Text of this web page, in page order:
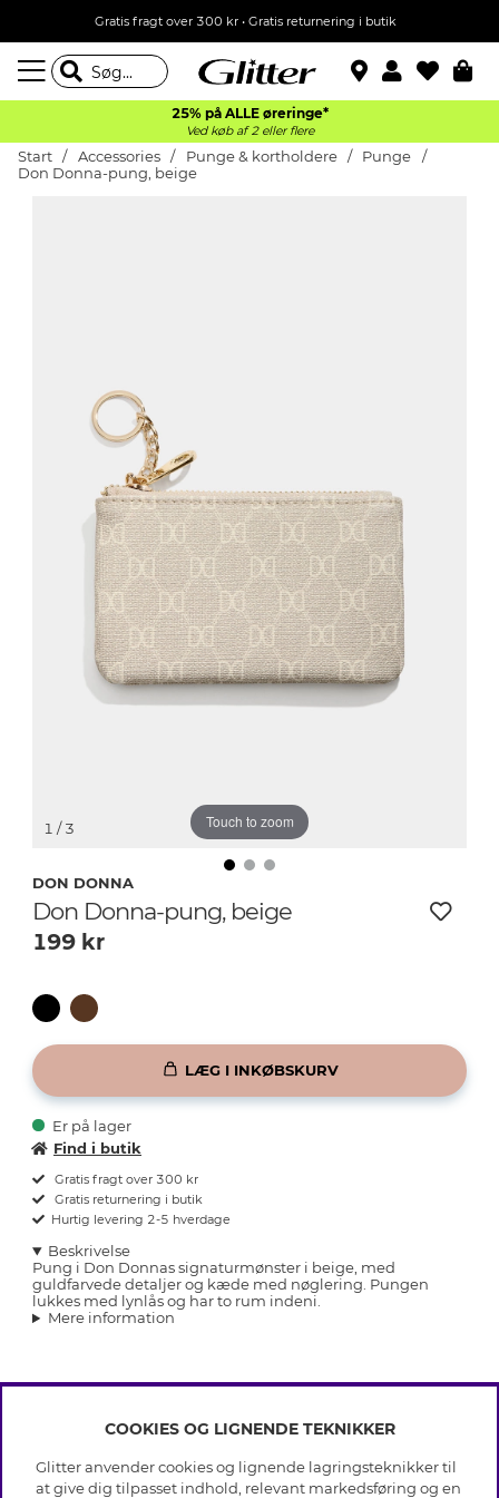
Gratis fragt over 300 kr • Gratis returnering i butik
25% på ALLE øreringe*
Ved køb af 2 eller flere
Start Accessories Punge & kortholdere
Punge
Don Donna-pung, beige
Touch to zoom
1 / 3
DON DONNA
Don Donna-pung, beige
199 kr
LÆG I INKØBSKURV
Er på lager
Find i butik
Gratis fragt over 300 kr
Gratis returnering i butik
Hurtig levering 2-5 hverdage
Beskrivelse
Pung i Don Donnas signaturmønster i beige, med
guldfarvede detaljer og kæde med nøglering. Pungen
lukkes med lynlås og har to rum indeni.
Mere information
INFO
Betingelser
COOKIES OG LIGNENDE TEKNIKKER
Glitter anvender cookies og lignende lagringsteknikker til
at give dig tilpasset indhold, relevant markedsføring og en